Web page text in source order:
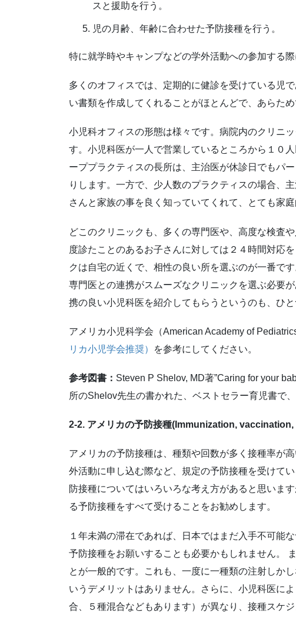
スと援助を行う。
児の月齢、年齢に合わせた予防接種を行う。
特に就学時やキャンプなどの学外活動への参加する
多くのオフィスでは、定期的に健診を受けている児
い書類を作成してくれることがほとんどで、あらた
小児科オフィスの形態は様々です。病院内のクリニ
す。小児科医が一人で営業しているところから１０
ーププラクティスの長所は、主治医が休診日でもパ
りします。一方で、少人数のプラクティスの場合、
さんと家族の事を良く知っていてくれて、とても家庭
どこのクリニックも、多くの専門医や、高度な検査
度診たことのあるお子さんに対しては２４時間対応
クは自宅の近くで、相性の良い所を選ぶのが一番で
専門医との連携がスムーズなクリニックを選ぶ必要
携の良い小児科医を紹介してもらうというのも、ひと
アメリカ小児科学会（American Academy of
リカ小児学会推奨）
を参考にしてください。
参考図書： Steven P Shelov, MD著”Caring for your
所のShelov先生の書かれた、ベストセラー育児書で
2-2. アメリカの予防接種(Immunization,
アメリカの予防接種は、種類や回数が多く接種率が
外活動に申し込む際など、規定の予防接種を受けて
防接種についてはいろいろな考え方があると思いま
る予防接種をすべて受けることをお勧めします。
１年未満の滞在であれば、日本ではまだ入手不可能
予防接種をお願いすることも必要かもしれません。
とが一般的です。これも、一度に一種類の注射しか
いうデメリットはありません。さらに、小児科医に
合、５種混合などもあります）が異なり、接種スケ